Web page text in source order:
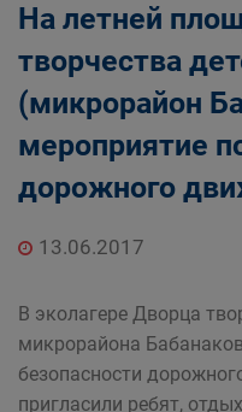
На летней
творчества
(микрорайон
мероприятие
дорожного
13.06.2017
В эколагере Дворца
микрорайона
безопасности
пригласили ребят,